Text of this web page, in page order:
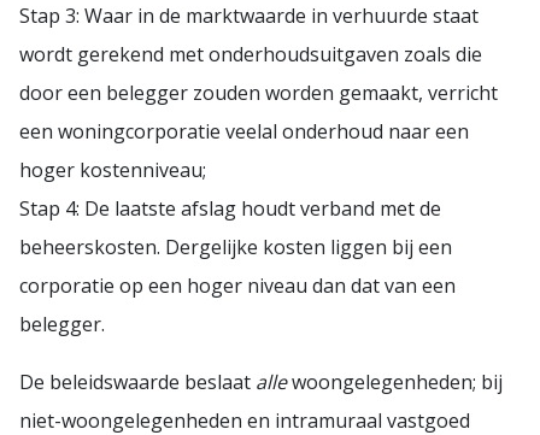
Stap 3: Waar in de marktwaarde in verhuurde staat
wordt gerekend met onderhoudsuitgaven zoals die
door een belegger zouden worden gemaakt, verricht
een woningcorporatie veelal onderhoud naar een
hoger kostenniveau;
Stap 4: De laatste afslag houdt verband met de
beheerskosten. Dergelijke kosten liggen bij een
corporatie op een hoger niveau dan dat van een
belegger.
De beleidswaarde beslaat allewoongelegenheden; bij
niet-woongelegenheden en intramuraal vastgoed